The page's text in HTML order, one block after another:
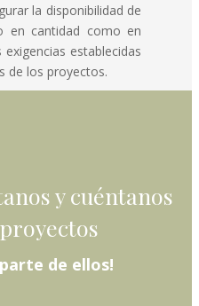
la disponibilidad de
en cantidad como en
exigencias establecidas
de los proyectos.
y cuéntanos
parte de ellos!